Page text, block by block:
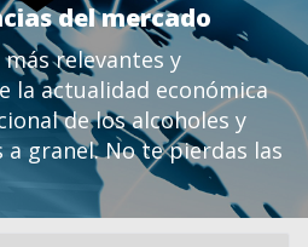
del mercado
relevantes y
la actualidad económica
de los alcoholes y
granel. No te pierdas las